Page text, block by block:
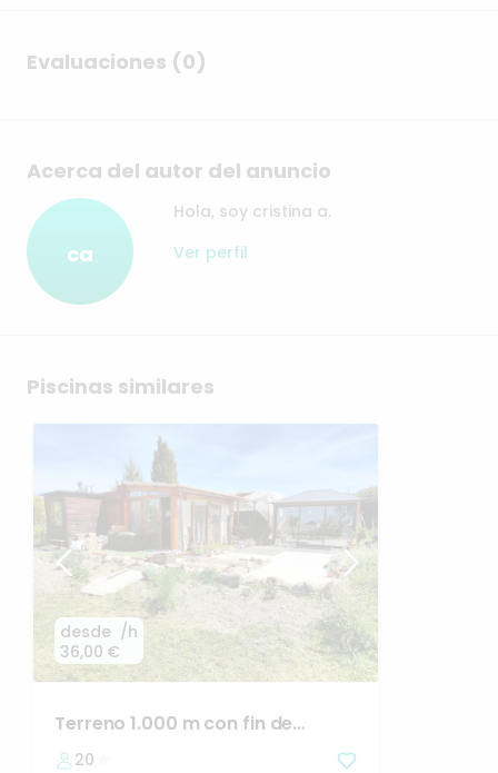
Evaluaciones (0)
Acerca del autor del anuncio
ca
Hola, soy cristina a.
Ver perfil
Piscinas similares
desde
36,00 €
/h
Terreno 1.000 m con fin de
semana
20